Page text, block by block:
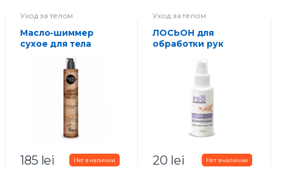
Уход за телом
Масло-шиммер
сухое для тела
Золото Жожоба и
185 lei
Уход за телом
ЛОСЬОН для
обработки рук
20 lei